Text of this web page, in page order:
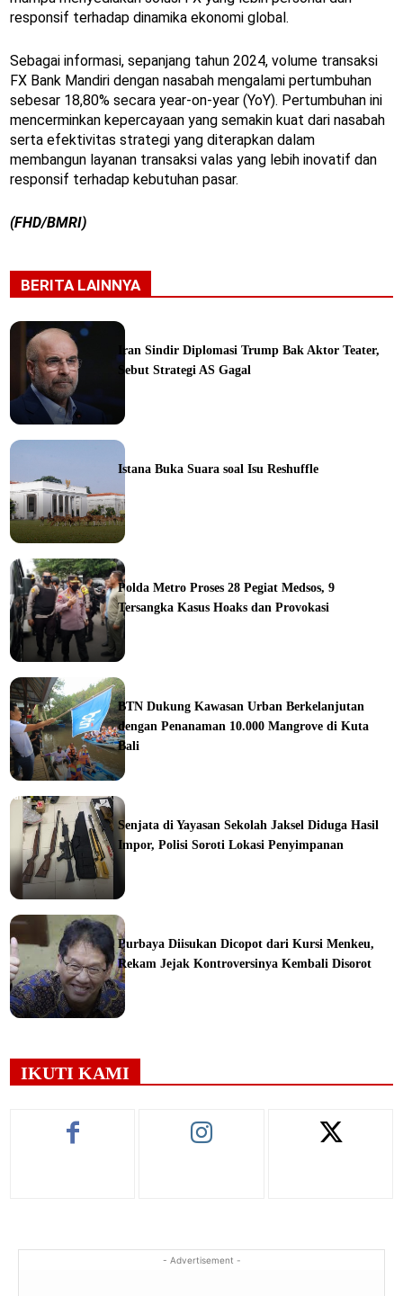
responsif terhadap dinamika ekonomi global.
Sebagai informasi, sepanjang tahun 2024, volume transaksi
FX Bank Mandiri dengan nasabah mengalami pertumbuhan
sebesar 18,80% secara year-on-year (YoY). Pertumbuhan ini
mencerminkan kepercayaan yang semakin kuat dari nasabah
serta efektivitas strategi yang diterapkan dalam
membangun layanan transaksi valas yang lebih inovatif dan
responsif terhadap kebutuhan pasar.
(FHD/BMRI)
BERITA LAINNYA
Iran Sindir Diplomasi Trump Bak Aktor Teater,
Sebut Strategi AS Gagal
Istana Buka Suara soal Isu Reshuffle
Polda Metro Proses 28 Pegiat Medsos, 9
Tersangka Kasus Hoaks dan Provokasi
BTN Dukung Kawasan Urban Berkelanjutan
dengan Penanaman 10.000 Mangrove di Kuta
Bali
Senjata di Yayasan Sekolah Jaksel Diduga Hasil
Impor, Polisi Soroti Lokasi Penyimpanan
Purbaya Diisukan Dicopot dari Kursi Menkeu,
Rekam Jejak Kontroversinya Kembali Disorot
IKUTI KAMI
- Advertisement -